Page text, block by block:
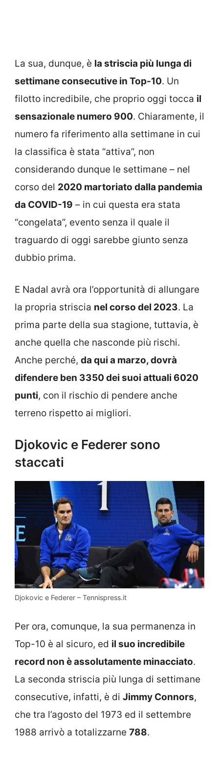
La sua, dunque, è la striscia più lunga di
settimane consecutive in Top-10. Un
filotto incredibile, che proprio oggi tocca il
sensazionale numero 900. Chiaramente, il
numero fa riferimento alla settimane in cui
la classifica è stata “attiva”, non
considerando dunque le settimane – nel
corso del 2020 martoriato dalla pandemia
da COVID-19 – in cui questa era stata
“congelata”, evento senza il quale il
traguardo di oggi sarebbe giunto senza
dubbio prima.
E Nadal avrà ora l’opportunità di allungare
la propria striscia nel corso del 2023. La
prima parte della sua stagione, tuttavia, è
anche quella che nasconde più rischi.
Anche perché, da qui a marzo, dovrà
difendere ben 3350 dei suoi attuali 6020
punti, con il rischio di pendere anche
terreno rispetto ai migliori.
Djokovic e Federer sono
staccati
Djokovic e Federer – Tennispress.it
Per ora, comunque, la sua permanenza in
Top-10 è al sicuro, ed il suo incredibile
record non è assolutamente minacciato.
La seconda striscia più lunga di settimane
consecutive, infatti, è di Jimmy Connors,
che tra l’agosto del 1973 ed il settembre
1988 arrivò a totalizzarne 788.